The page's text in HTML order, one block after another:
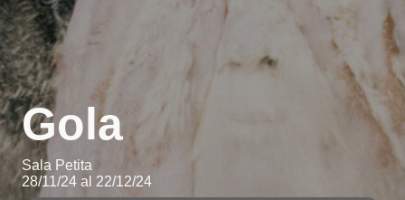
Gola
Sala Petita
28/11/24 al 22/12/24